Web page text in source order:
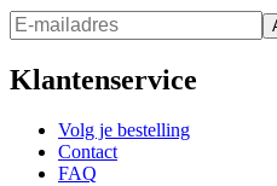
Klantenservice
Volg je bestelling
Contact
FAQ